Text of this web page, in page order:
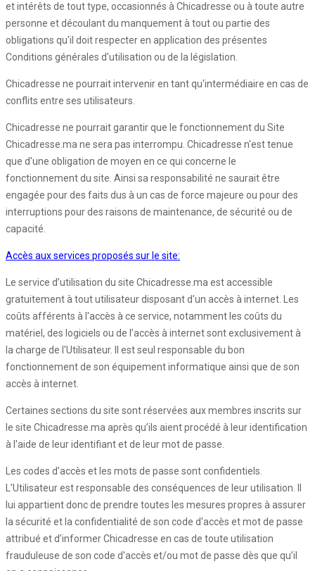
et intérêts de tout type, occasionnés à Chicadresse ou à toute autre
personne et découlant du manquement à tout ou partie des
obligations qu'il doit respecter en application des présentes
Conditions générales d'utilisation ou de la législation.
Chicadresse ne pourrait intervenir en tant qu'intermédiaire en cas de
conflits entre ses utilisateurs.
Chicadresse ne pourrait garantir que le fonctionnement du Site
Chicadresse.ma ne sera pas interrompu. Chicadresse n'est tenue
que d'une obligation de moyen en ce qui concerne le
fonctionnement du site. Ainsi sa responsabilité ne saurait être
engagée pour des faits dus à un cas de force majeure ou pour des
interruptions pour des raisons de maintenance, de sécurité ou de
capacité.
Accès aux services proposés sur le site:
Le service d’utilisation du site Chicadresse.ma est accessible
gratuitement à tout utilisateur disposant d'un accès à internet. Les
coûts afférents à l'accès à ce service, notamment les coûts du
matériel, des logiciels ou de l’accès à internet sont exclusivement à
la charge de l'Utilisateur. Il est seul responsable du bon
fonctionnement de son équipement informatique ainsi que de son
accès à internet.
Certaines sections du site sont réservées aux membres inscrits sur
le site Chicadresse.ma après qu’ils aient procédé à leur identification
à l'aide de leur identifiant et de leur mot de passe.
Les codes d'accès et les mots de passe sont confidentiels.
L’Utilisateur est responsable des conséquences de leur utilisation. Il
lui appartient donc de prendre toutes les mesures propres à assurer
la sécurité et la confidentialité de son code d'accès et mot de passe
attribué et d’informer Chicadresse en cas de toute utilisation
frauduleuse de son code d'accès et/ou mot de passe dès que qu’il